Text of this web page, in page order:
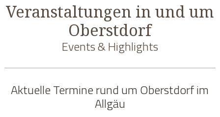
Veranstaltungen in und um
Oberstdorf
Events & Highlights
Aktuelle Termine rund um Oberstdorf im
Allgäu